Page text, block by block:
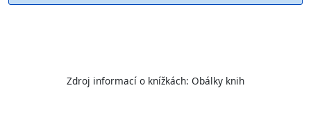
Zdroj informací o knížkách: Obálky knih